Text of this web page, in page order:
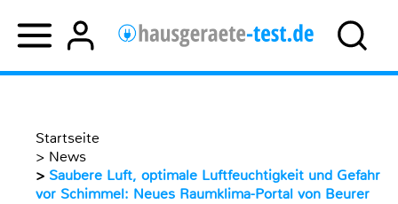
Startseite
> News
> Saubere Luft, optimale Luftfeuchtigkeit und Gefahr
vor Schimmel: Neues Raumklima-Portal von Beurer